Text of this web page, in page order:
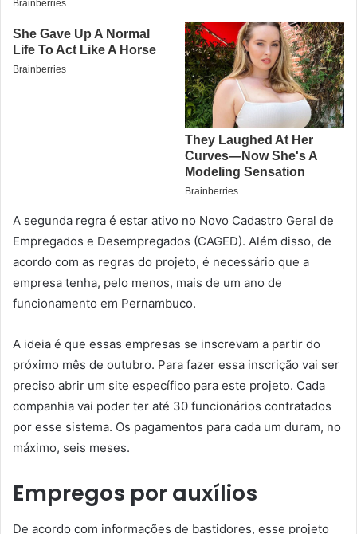
A segunda regra é estar ativo no Novo Cadastro Geral de
Empregados e Desempregados (CAGED). Além disso, de
acordo com as regras do projeto, é necessário que a
empresa tenha, pelo menos, mais de um ano de
funcionamento em Pernambuco.
A ideia é que essas empresas se inscrevam a partir do
próximo mês de outubro. Para fazer essa inscrição vai ser
preciso abrir um site específico para este projeto. Cada
companhia vai poder ter até 30 funcionários contratados
por esse sistema. Os pagamentos para cada um duram, no
máximo, seis meses.
Empregos por auxílios
De acordo com informações de bastidores, esse projeto